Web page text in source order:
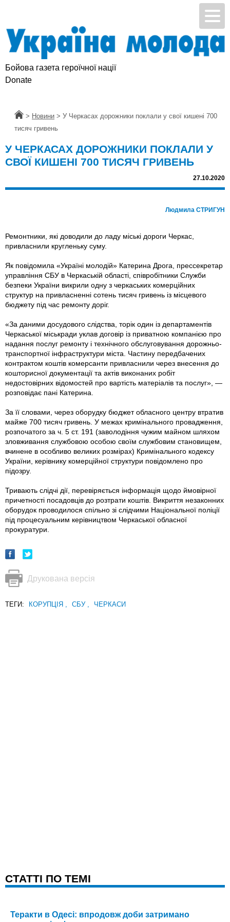
Бойова газета героїчної нації
Donate
Головна
> Новини > У Черкасах дорожники поклали у свої кишені 700
тисяч гривень
У ЧЕРКАСАХ ДОРОЖНИКИ ПОКЛАЛИ У
СВОЇ КИШЕНІ 700 ТИСЯЧ ГРИВЕНЬ
27.10.2020
Людмила СТРИГУН
Ремонтники, які доводили до ладу міські дороги Черкас,
привласнили кругленьку суму.
Як повідомила «Україні молодій» Катерина Дрога, прессекретар
управління СБУ в Черкаській області, співробітники Служби
безпеки України викрили одну з черкаських комерційних
структур на привласненні сотень тисяч гривень із місцевого
бюджету під час ремонту доріг.
«За даними досудового слідства, торік один iз департаментів
Черкаської міськради уклав договір із приватною компанією про
надання послуг ремонту і технічного обслуговування дорожньо-
транспортної інфраструктури міста. Частину передбачених
контрактом коштів комерсанти привласнили через внесення до
кошторисної документації та актів виконаних робіт
недостовірних відомостей про вартість матеріалів та послуг», —
розповідає пані Катерина.
За її словами, через оборудку бюджет обласного центру втратив
майже 700 тисяч гривень. У межах кримінального провадження,
розпочатого за ч. 5 ст. 191 (заволодіння чужим майном шляхом
зловживання службовою особою своїм службовим становищем,
вчинене в особливо великих розмірах) Кримінального кодексу
України, керівнику комерційної структури повідомлено про
підозру.
Тривають слідчі дії, перевіряється інформація щодо ймовірної
причетності посадовців до розтрати коштів. Викриття незаконних
оборудок проводилося спільно зі слідчими Національної поліції
під процесуальним керівництвом Черкаської обласної
прокуратури.
Друкована версія
ТЕГИ: КОРУПЦІЯ , СБУ , ЧЕРКАСИ
CТАТТІ ПО ТЕМІ
Теракти в Одесі: впродовж доби затримано